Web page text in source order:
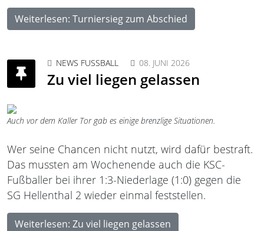
Weiterlesen: Turniersieg zum Abschied
NEWS FUSSBALL 08. JUNI 2026
Zu viel liegen gelassen
Auch vor dem Kaller Tor gab es einige brenzlige Situationen.
Wer seine Chancen nicht nutzt, wird dafür bestraft.
Das mussten am Wochenende auch die KSC-
Fußballer bei ihrer 1:3-Niederlage (1:0) gegen die
SG Hellenthal 2 wieder einmal feststellen.
Weiterlesen: Zu viel liegen gelassen